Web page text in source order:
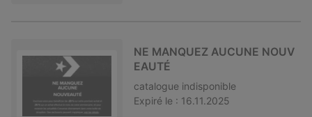
NE MANQUEZ AUCUNE NOUV
EAUTÉ
catalogue indisponible
Expiré le : 16.11.2025